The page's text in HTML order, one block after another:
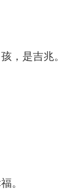
，是吉兆。
。